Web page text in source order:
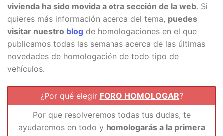
vivienda ha sido movida a otra sección de la web. Si
quieres más información acerca del tema, puedes
visitar nuestro blog de homologaciones en el que
publicamos todas las semanas acerca de las últimas
novedades de homologación de todo tipo de
vehículos.
¿Por qué elegir FORO HOMOLOGAR?
Por que resolveremos todas tus dudas, te
ayudaremos en todo y homologarás a la primera